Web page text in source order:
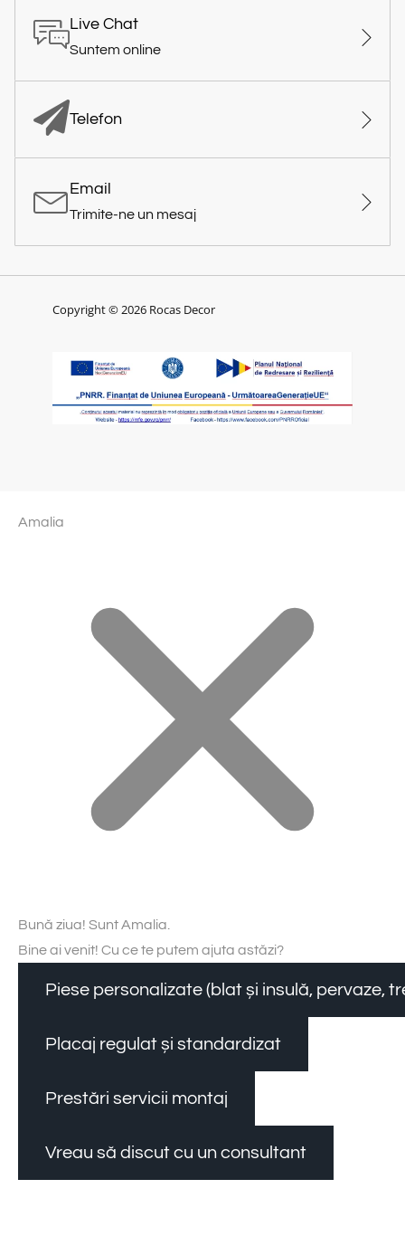
Live Chat
Suntem online
Telefon
Email
Trimite-ne un mesaj
Copyright © 2026 Rocas Decor
Amalia
Bună ziua! Sunt Amalia.
Bine ai venit! Cu ce te putem ajuta astăzi?
Piese personalizate (blat și insulă, pervaze,
Placaj regulat și standardizat
Prestări servicii montaj
Vreau să discut cu un consultant